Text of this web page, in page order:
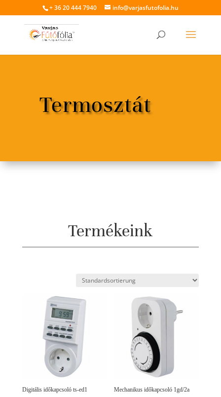
+ 36 20 444 7940 info@varjasfutofolia.hu
Termosztát
Termékeink
Digitális időkapcsoló ts-ed1 Mechanikus időkapcsoló 1gd/2a